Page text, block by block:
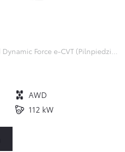
Premiere Edition 2.0 Hybrid Dynamic Force e-CVT (Pilnpiedziņa) (112 kW)
AWD
112 kW